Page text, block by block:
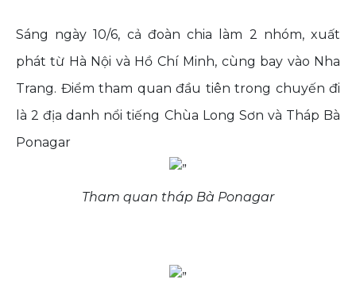
Sáng ngày 10/6, cả đoàn chia làm 2 nhóm, xuất
phát từ Hà Nội và Hồ Chí Minh, cùng bay vào Nha
Trang. Điểm tham quan đầu tiên trong chuyến đi
là 2 địa danh nổi tiếng Chùa Long Sơn và Tháp Bà
Ponagar
Tham quan tháp Bà Ponagar